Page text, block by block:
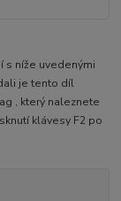
s níže uvedenými
je tento díl
, který naleznete
klávesy F2 po